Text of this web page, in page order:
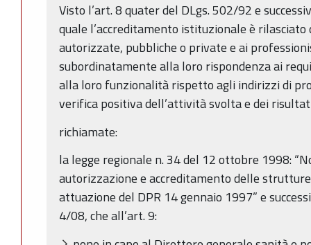
Visto l’art. 8 quater del DLgs. 502/92 e
quale l’accreditamento istituzionale è
autorizzate, pubbliche o private e ai
subordinatamente alla loro rispondenza ai
alla loro funzionalità rispetto agli indirizzi di
verifica positiva dell’attività svolta e dei
richiamate:
la legge regionale n. 34 del 12 ottobre 1998:
autorizzazione e accreditamento delle
attuazione del DPR 14 gennaio 1997” e
4/08, che all’art. 9: